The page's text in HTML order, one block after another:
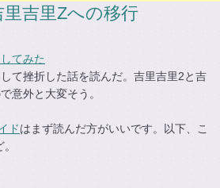
吉里Zへの移行
てみた
て挫折した話を読んだ。吉里吉里2と吉
意外と大変そう。
ドはまず読んだ方がいいです。以下、こ